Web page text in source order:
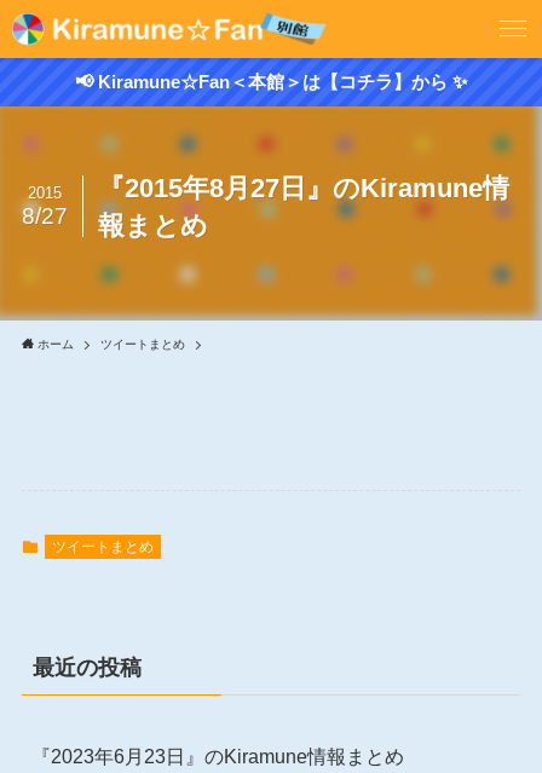
📢 Kiramune☆Fan＜本館＞は【コチラ】から ✨
『2015年8月27日』のKiramune情
報まとめ
2015
8/27
ホーム ツイートまとめ
ツイートまとめ
最近の投稿
『2023年6月23日』のKiramune情報まとめ